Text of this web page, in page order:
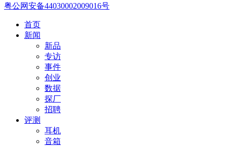
粤公网安备44030002009016号
首页
新闻
新品
专访
事件
创业
数据
探厂
招聘
评测
耳机
音箱